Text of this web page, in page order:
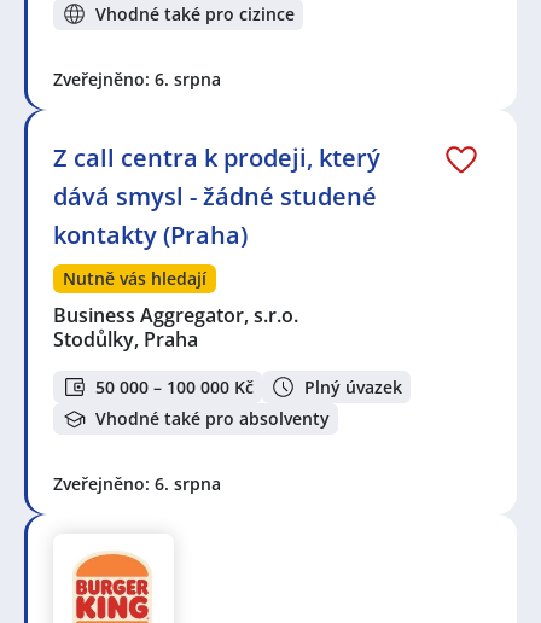
Vhodné také pro cizince
Zveřejněno: 6. srpna
Z call centra k prodeji, který
dává smysl - žádné studené
kontakty (Praha)
Nutně vás hledají
Business Aggregator, s.r.o.
Stodůlky, Praha
50 000 – 100 000 Kč
Plný úvazek
Vhodné také pro absolventy
Zveřejněno: 6. srpna